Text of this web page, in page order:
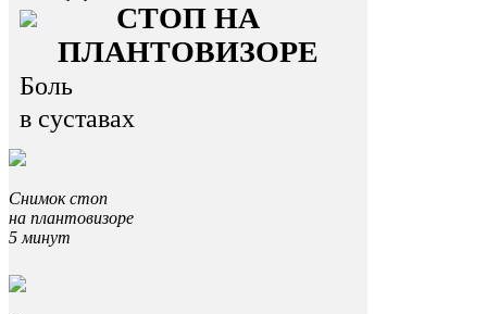
Боль
в суставах
СТОП НА
ПЛАНТОВИЗОРЕ
Снимок стоп
на плантовизоре
5 минут